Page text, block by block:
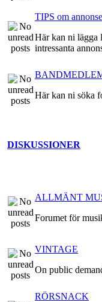
TIPS om
Här kan ni lägga
intressanta
Här kan ni söka
DISKUSSIONER
ALLMÄNT
Forumet för
VINTAGE
On public
RÖRSNACK